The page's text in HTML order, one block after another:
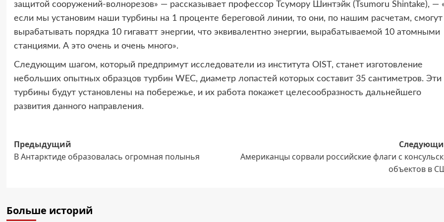
защитой сооружений-волнорезов» — рассказывает профессор Тсумору Шинтэйк (Tsumoru Shintake), —
если мы установим наши турбины на 1 проценте береговой линии, то они, по нашим расчетам, смогут
вырабатывать порядка 10 гигаватт энергии, что эквивалентно энергии, вырабатываемой 10 атомными
станциями. А это очень и очень много».
Следующим шагом, который предпримут исследователи из института OIST, станет изготовление
небольших опытных образцов турбин WEC, диаметр лопастей которых составит 35 сантиметров. Эти
турбины будут установлены на побережье, и их работа покажет целесообразность дальнейшего
развития данного направления.
Навигация
записи
Предыдущий
В Антарктиде образовалась огромная полынья
Американцы сорвали российские флаги с
объектов в
Больше историй